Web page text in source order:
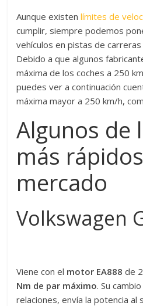
Aunque existenlímites de
cumplir, siempre podemos
vehículos en pistas de
Debido a que algunos
máxima de los coches a 250
puedes ver a continuación
máxima mayor a 250 km/h,
Algunos de
más
mercado
Volkswagen
Viene con el motor EA888 de
Nm de par máximo. Su
relaciones, envía la potencia